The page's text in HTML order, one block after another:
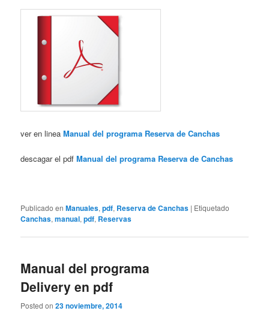
ver en lineaManual del programa Reserva de Canchas
descagar el pdfManual del programa Reserva de Canchas
Publicado en Manuales,pdf, Reserva de Canchas | Etiquetado
Canchas,manual,pdf, Reservas
Manual del programa
Delivery en pdf
Posted on23 noviembre, 2014